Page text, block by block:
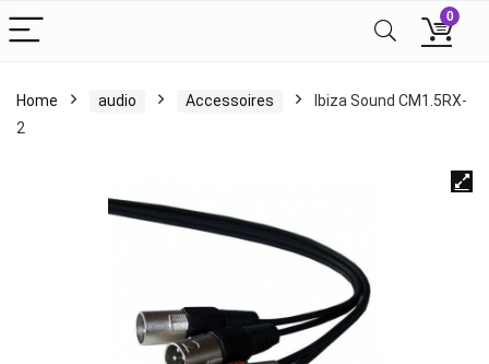
0
Home audio Accessoires
Ibiza Sound CM1.5RX-
2